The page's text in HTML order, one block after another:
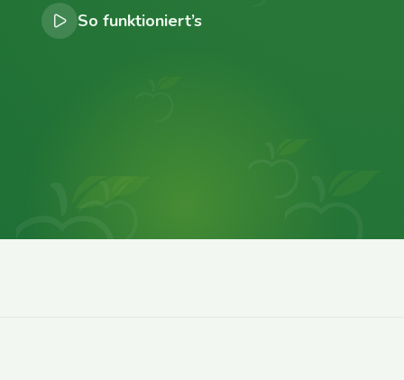
So funktioniert’s